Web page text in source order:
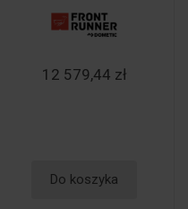
12 579,44 zł
Do koszyka